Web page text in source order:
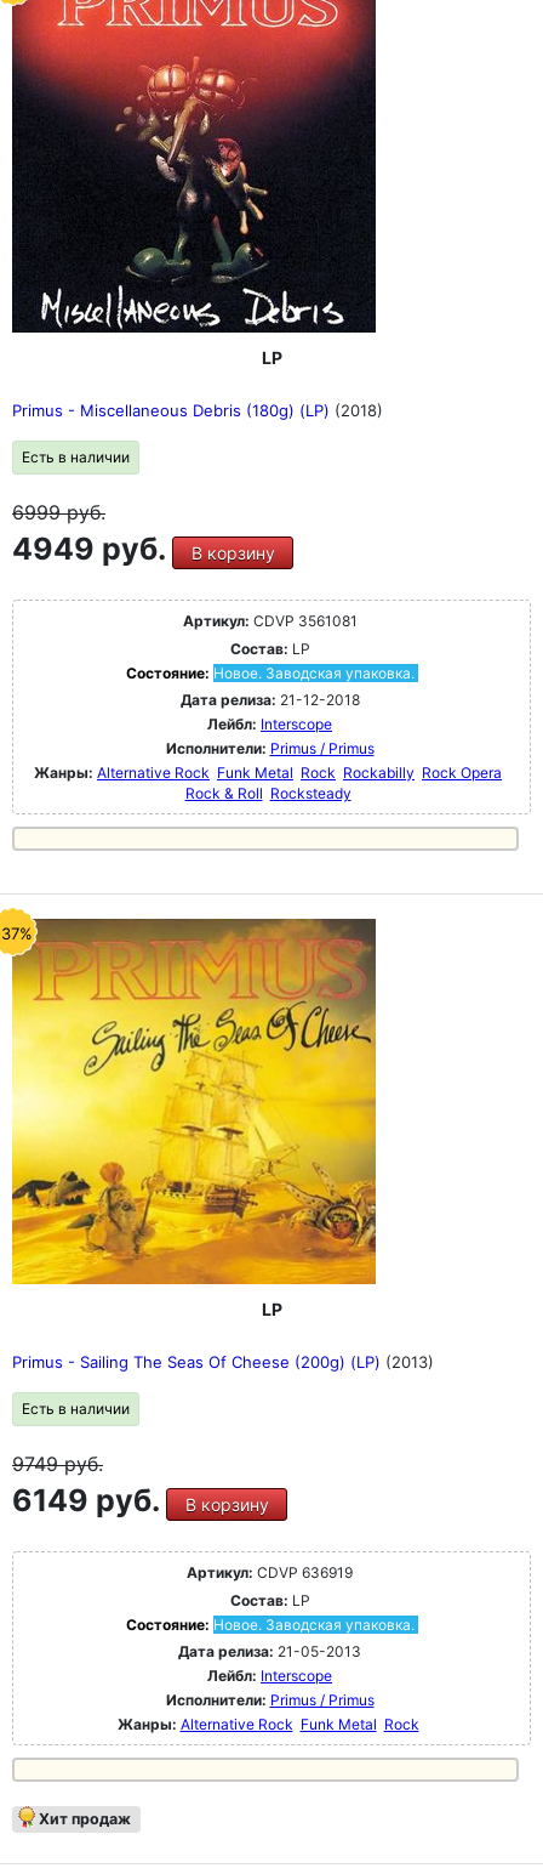
LP
Primus - Miscellaneous Debris (180g) (LP) (2018)
Есть в наличии
6999руб.
4949 руб. В корзину
Артикул: CDVP 3561081
Состав: LP
Состояние: Новое. Заводская упаковка.
Дата релиза: 21-12-2018
Лейбл: Interscope
Исполнители: Primus / Primus
Жанры: Alternative Rock Funk Metal Rock Rockabilly Rock Opera
Rock & Roll Rocksteady
LP
Primus - Sailing The Seas Of Cheese (200g) (LP) (2013)
Есть в наличии
9749руб.
6149 руб. В корзину
Артикул: CDVP 636919
Состав: LP
Состояние: Новое. Заводская упаковка.
Дата релиза: 21-05-2013
Лейбл: Interscope
Исполнители: Primus / Primus
Жанры: Alternative Rock Funk Metal Rock
Хит продаж